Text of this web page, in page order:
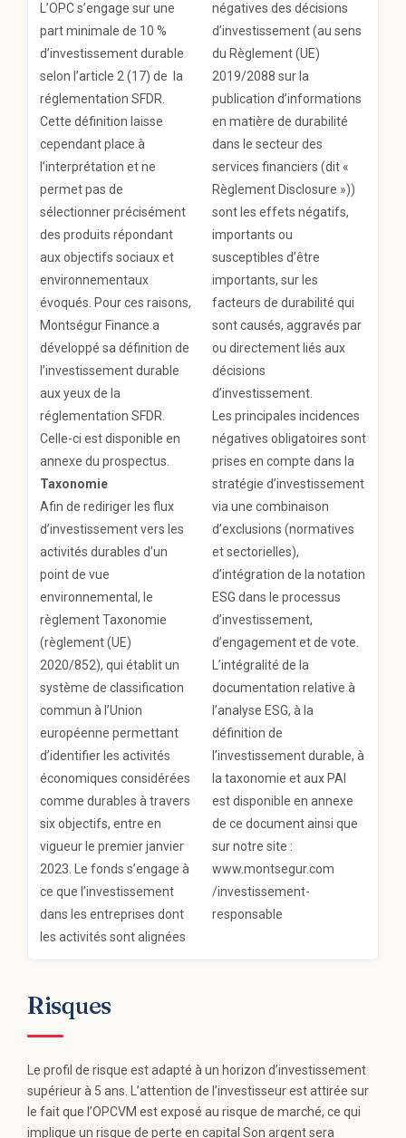
L’OPC s’engage sur une
part minimale de 10 %
d’investissement durable
selon l’article 2 (17) de la
réglementation SFDR.
Cette définition laisse
cependant place à
l’interprétation et ne
permet pas de
sélectionner précisément
des produits répondant
aux objectifs sociaux et
environnementaux
évoqués. Pour ces raisons,
Montségur Finance a
développé sa définition de
l’investissement durable
aux yeux de la
réglementation SFDR.
Celle-ci est disponible en
annexe du prospectus.
Taxonomie
Afin de rediriger les flux
d’investissement vers les
activités durables d’un
point de vue
environnemental, le
règlement Taxonomie
(règlement (UE)
2020/852), qui établit un
système de classification
commun à l’Union
européenne permettant
d’identifier les activités
économiques considérées
comme durables à travers
six objectifs, entre en
vigueur le premier janvier
2023. Le fonds s’engage à
ce que l’investissement
dans les entreprises dont
les activités sont alignées
négatives des décisions
d’investissement (au sens
du Règlement (UE)
2019/2088 sur la
publication d’informations
en matière de durabilité
dans le secteur des
services financiers (dit «
Règlement Disclosure »))
sont les effets négatifs,
importants ou
susceptibles d’être
importants, sur les
facteurs de durabilité qui
sont causés, aggravés par
ou directement liés aux
décisions
d’investissement.
Les principales incidences
négatives obligatoires sont
prises en compte dans la
stratégie d’investissement
via une combinaison
d’exclusions (normatives
et sectorielles),
d’intégration de la notation
ESG dans le processus
d’investissement,
d’engagement et de vote.
L’intégralité de la
documentation relative à
l’analyse ESG, à la
définition de
l’investissement durable, à
la taxonomie et aux PAI
est disponible en annexe
de ce document ainsi que
sur notre site :
www.montsegur.com
/investissement-
responsable
Risques
Le profil de risque est adapté à un horizon d’investissement
supérieur à 5 ans. L’attention de l’investisseur est attirée sur
le fait que l’OPCVM est exposé au risque de marché, ce qui
implique un risque de perte en capital Son argent sera